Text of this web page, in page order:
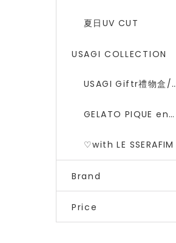
夏日UV CUT
USAGI COLLECTION
USAGI Giftr禮物盒/包裝盒
GELATO PIQUE encounters DRAGON QUEST 勇者鬥惡龍 二彈
♡with LE SSERAFIM
Brand
Price